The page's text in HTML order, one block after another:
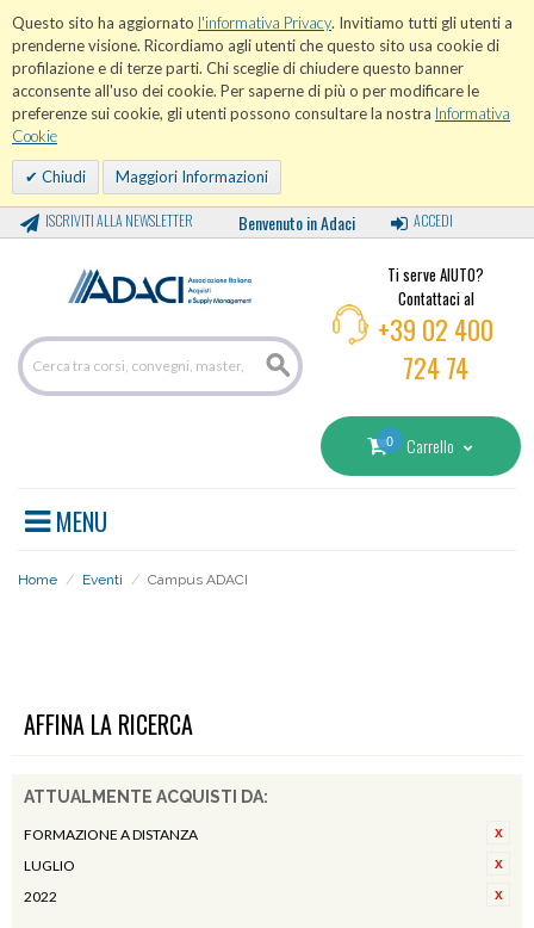
Questo sito ha aggiornato l'informativa Privacy. Invitiamo tutti gli utenti a
prenderne visione. Ricordiamo agli utenti che questo sito usa cookie di
profilazione e di terze parti. Chi sceglie di chiudere questo banner
acconsente all'uso dei cookie. Per saperne di più o per modificare le
preferenze sui cookie, gli utenti possono consultare la nostra Informativa
Cookie
Chiudi Maggiori Informazioni
ISCRIVITI ALLA NEWSLETTER Benvenuto in Adaci ACCEDI
Ti serve AIUTO?
Contattaci al
+39 02 400
724 74
0 Carrello
MENU
Home / Eventi / Campus ADACI
AFFINA LA RICERCA
ATTUALMENTE ACQUISTI DA:
FORMAZIONE A DISTANZA
LUGLIO
2022